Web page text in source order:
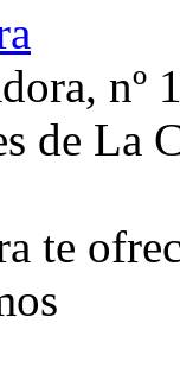
nº
de La
te